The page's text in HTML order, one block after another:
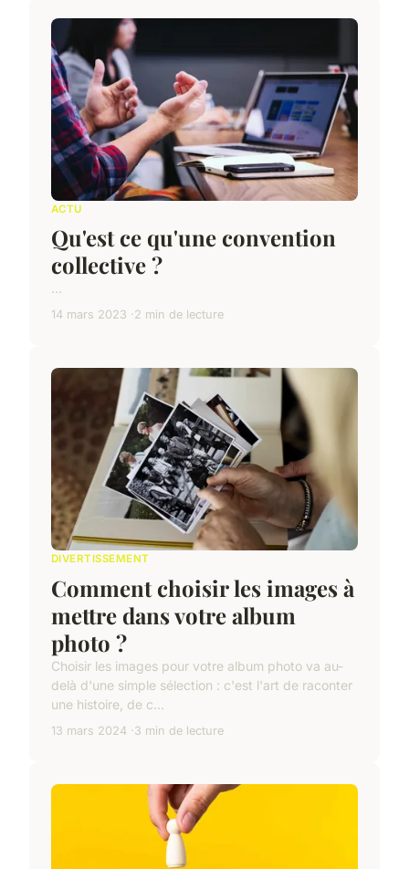
ACTU
Qu'est ce qu'une convention
collective ?
...
14 mars 2023 2 min de lecture
DIVERTISSEMENT
Comment choisir les images à
mettre dans votre album
photo ?
Choisir les images pour votre album photo va au-
delà d'une simple sélection : c'est l'art de raconter
une histoire, de c...
13 mars 2024 3 min de lecture